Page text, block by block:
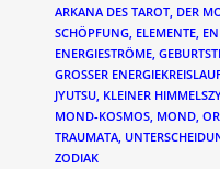
RKANA DES TAROT , DER
SCHÖPFUNG, ELEMENTE,
ENERGIESTRÖME,
GROSSER ENERGIEKREISLAUF
JYUTSU, KLEINER
MOND-KOSMOS, MOND,
TRAUMATA,
ZODIAK